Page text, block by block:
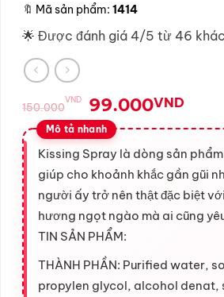
🔖 Mã sản phẩm: 1414
🌟 Được đánh giá 4/5 từ 46
150.000
VND Giá
gốc
là:
150.000VND.
99.000VNDGiá
là:
Kissing Spray là dòng sản
giúp cho khoảnh khắc gần gũi
người ấy trở nên thật đặc biệt
hương ngọt ngào mà ai cũng
TIN SẢN PHẨM:
THÀNH PHẦN: Purified water,
propylen glycol, alcohol denat,